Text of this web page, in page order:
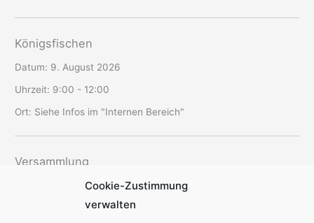
Cookie-Zustimmung
verwalten
Königsfischen
Datum: 9. August 2026
Uhrzeit: 9:00 - 12:00
Ort: Siehe Infos im "Internen Bereich"
Versammlung
12. August 2026
19:30 - 22:00